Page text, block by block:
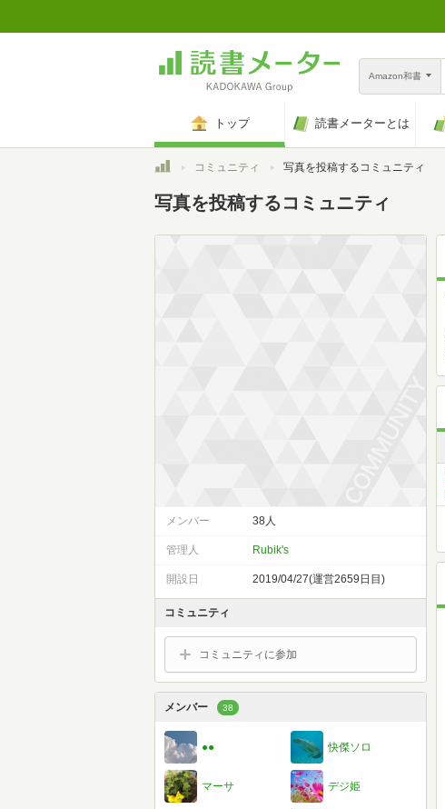
Amazon和書
トップ 読書メーターとは
トップコミュニティ 写真を投稿するコミュニティ
写真を投稿するコミュニティ
メンバー 38人
管理人 Rubik's
開設日 2019/04/27(運営2659日目)
コミュニティ
コミュニティに参加
メンバー 38
●● 快傑ソロ
マーサ デジ姫